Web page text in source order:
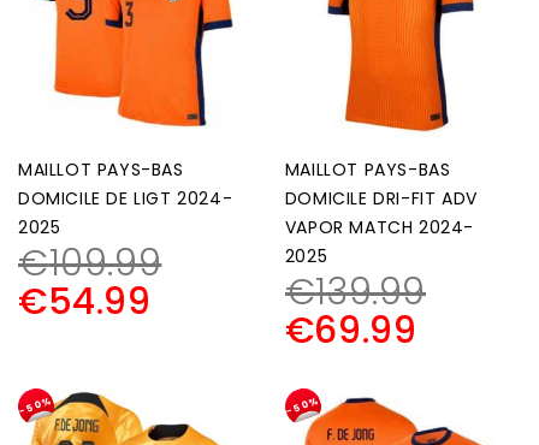
MAILLOT PAYS-BAS
DOMICILE DE LIGT 2024-
2025
€109.99
€54.99
MAILLOT PAYS-BAS
DOMICILE DRI-FIT ADV
VAPOR MATCH 2024-
2025
€139.99
€69.99
-50% -50%